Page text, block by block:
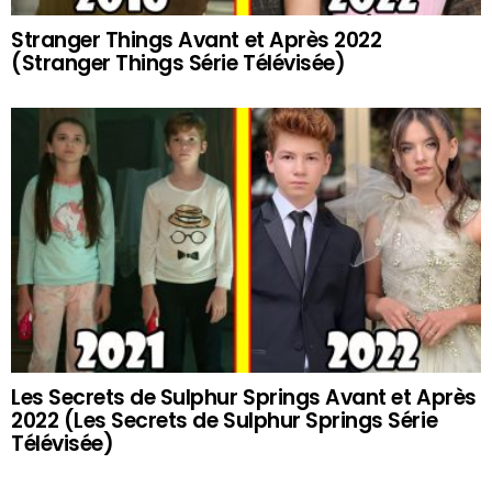
Stranger Things Avant et Après 2022
(Stranger Things Série Télévisée)
Les Secrets de Sulphur Springs Avant et Après
2022 (Les Secrets de Sulphur Springs Série
Télévisée)